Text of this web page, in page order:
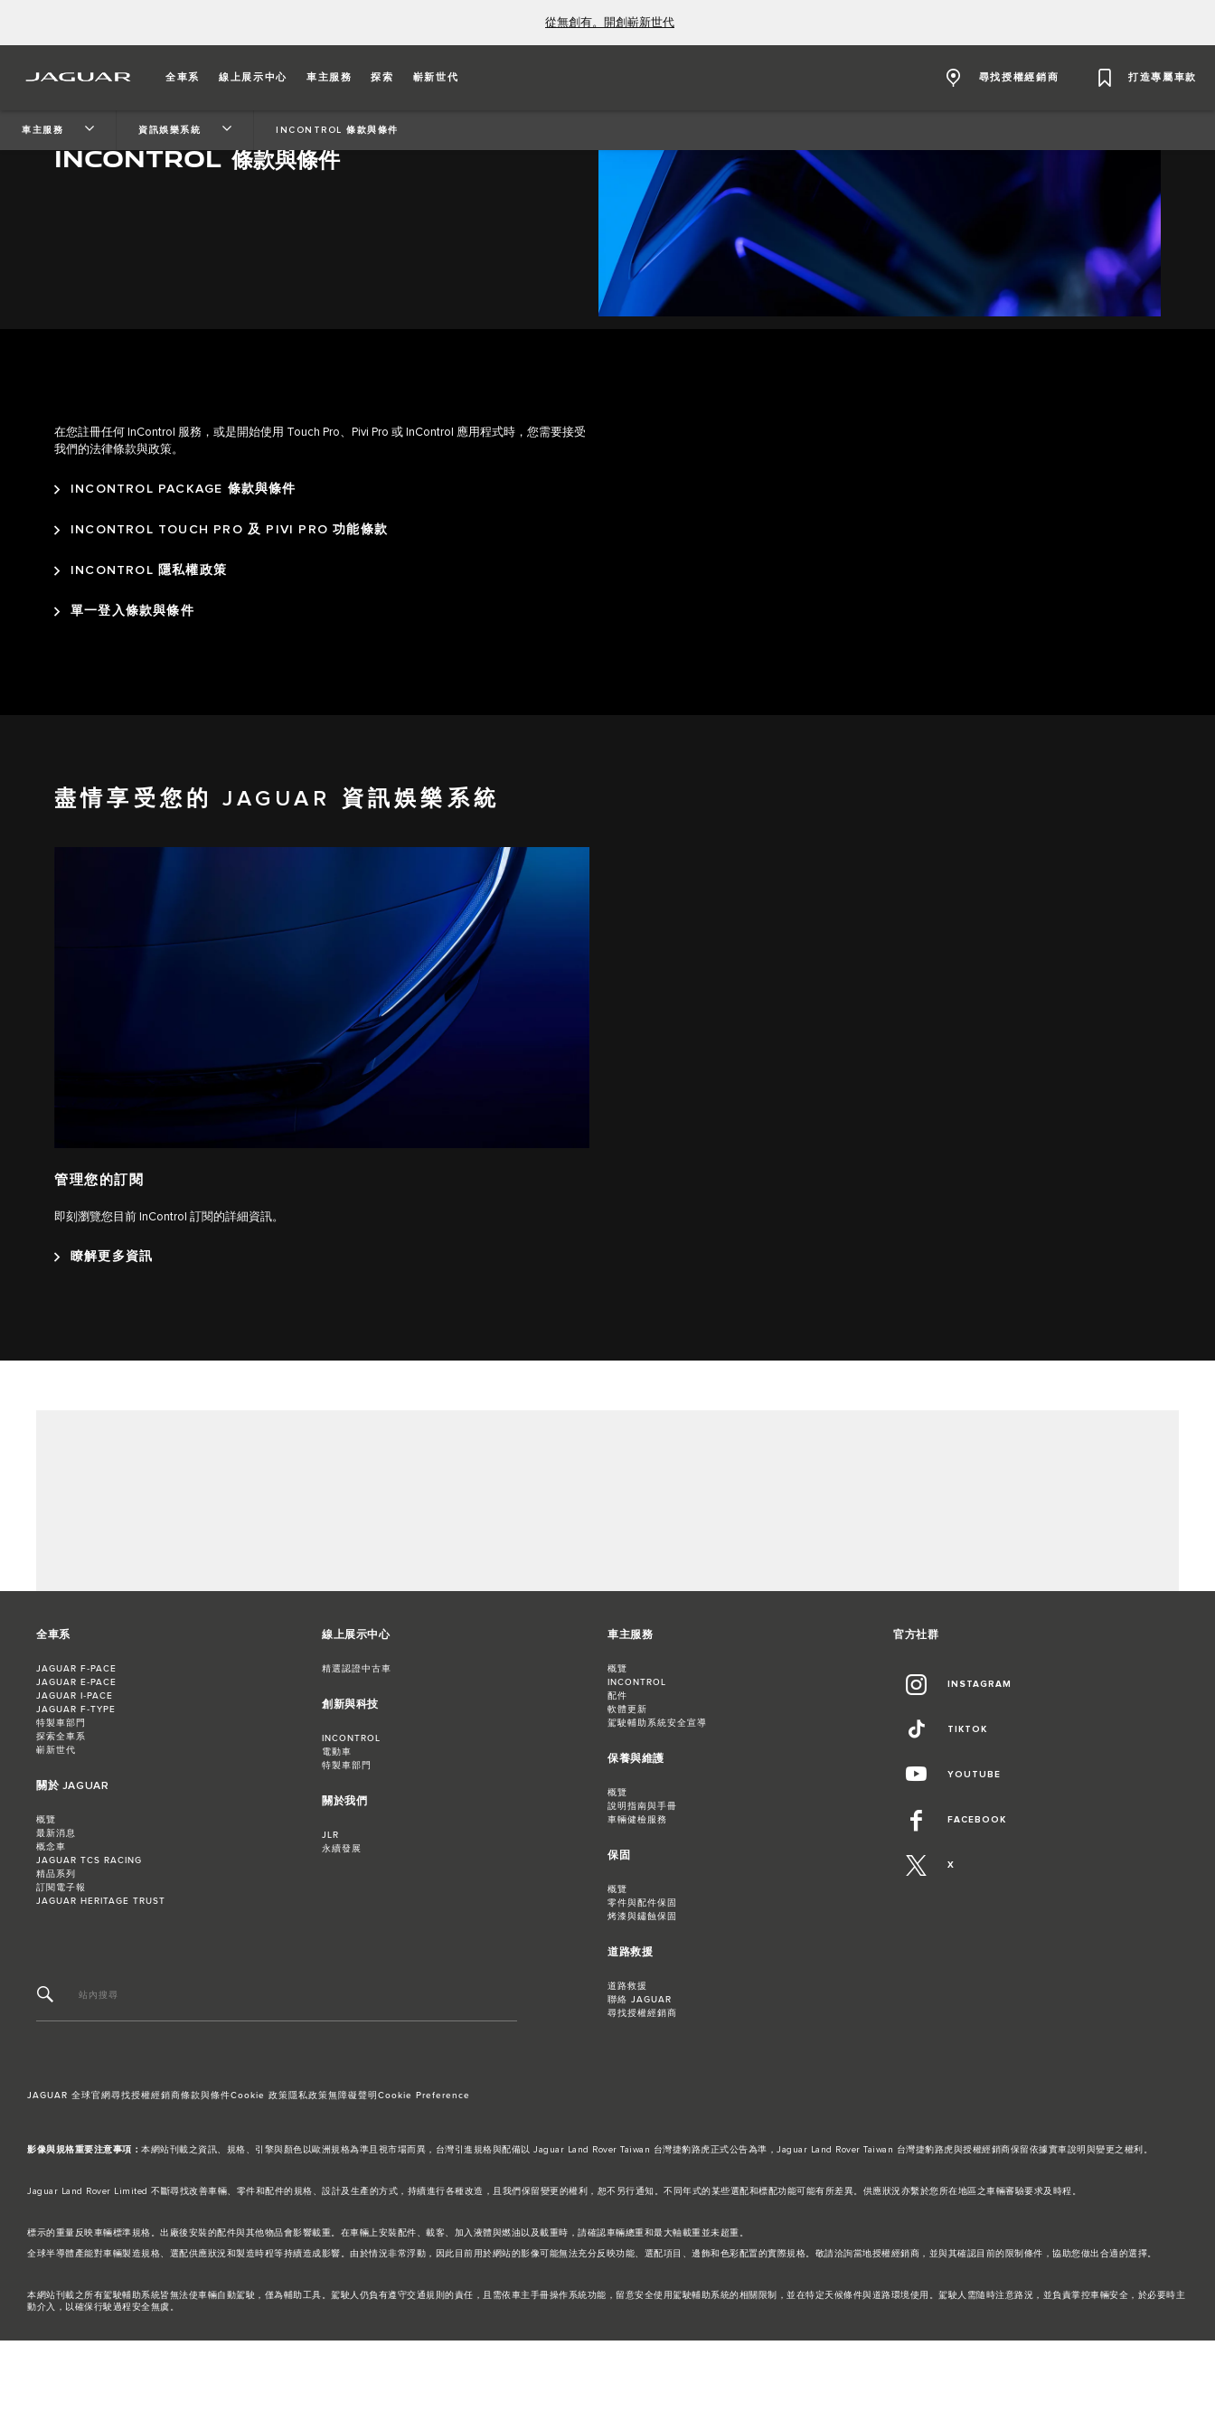
從無創有。開創嶄新世代
全車系 線上展示中心 車主服務 探索 嶄新世代 尋找授權經銷商 打造專屬車款
車主服務 資訊娛樂系統 INCONTROL 條款與條件
INCONTROL 條款與條件
在您註冊任何 InControl 服務，或是開始使用 Touch Pro、Pivi Pro 或 InControl 應用程式時，您需要接受
我們的法律條款與政策。
INCONTROL PACKAGE 條款與條件
INCONTROL TOUCH PRO 及 PIVI PRO 功能條款
INCONTROL 隱私權政策
單一登入條款與條件
盡情享受您的 JAGUAR 資訊娛樂系統
管理您的訂閱
即刻瀏覽您目前 InControl 訂閱的詳細資訊。
瞭解更多資訊
全車系
JAGUAR F‑PACE
JAGUAR E‑PACE
JAGUAR I‑PACE
JAGUAR F‑TYPE
特製車部門
探索全車系
嶄新世代
關於 JAGUAR
概覽
最新消息
概念車
JAGUAR TCS RACING
精品系列
訂閱電子報
JAGUAR HERITAGE TRUST
線上展示中心
精選認證中古車
創新與科技
INCONTROL
電動車
特製車部門
關於我們
JLR
永續發展
車主服務
概覽
INCONTROL
配件
軟體更新
駕駛輔助系統安全宣導
保養與維護
概覽
說明指南與手冊
車輛健檢服務
保固
概覽
零件與配件保固
烤漆與鏽蝕保固
道路救援
道路救援
聯絡 JAGUAR
尋找授權經銷商
官方社群
INSTAGRAM
TIKTOK
YOUTUBE
FACEBOOK
X
站內搜尋
JAGUAR 全球官網尋找授權經銷商條款與條件Cookie 政策隱私政策無障礙聲明Cookie Preference
影像與規格重要注意事項： 本網站刊載之資訊、規格、引擎與顏色以歐洲規格為準且視市場而異，台灣引進規格與配備以 Jaguar Land Rover Taiwan 台灣捷豹路虎正式公告為準，Jaguar Land Rover Taiwan 台灣捷豹路虎與授權經銷商保留依據實車說明與變更之權利。
Jaguar Land Rover Limited 不斷尋找改善車輛、零件和配件的規格、設計及生產的方式，持續進行各種改造，且我們保留變更的權利，恕不另行通知。不同年式的某些選配和標配功能可能有所差異。供應狀況亦繫於您所在地區之車輛審驗要求及時程。
標示的重量反映車輛標準規格。出廠後安裝的配件與其他物品會影響載重。在車輛上安裝配件、載客、加入液體與燃油以及載重時，請確認車輛總重和最大軸載重並未超重。
全球半導體產能對車輛製造規格、選配供應狀況和製造時程等持續造成影響。由於情況非常浮動，因此目前用於網站的影像可能無法充分反映功能、選配項目、邊飾和色彩配置的實際規格。敬請洽詢當地授權經銷商，並與其確認目前的限制條件，協助您做出合適的選擇。
本網站刊載之所有駕駛輔助系統皆無法使車輛自動駕駛，僅為輔助工具。駕駛人仍負有遵守交通規則的責任，且需依車主手冊操作系統功能，留意安全使用駕駛輔助系統的相關限制，並在特定天候條件與道路環境使用。駕駛人需隨時注意路況，並負責掌控車輛安全，於必要時主
動介入，以確保行駛過程安全無虞。